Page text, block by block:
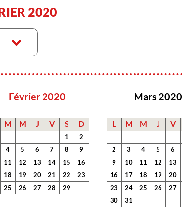
2020
Février 2020
M M J V S D
1
2
4 5 6 7 8
9
11 12 13 14 15
16
18 19 20 21 22
23
25 26 27 28 29
Mars 2020
L M M J V
2
3 4 5 6
9
10 11 12 13
16
17 18 19 20
23
24 25 26 27
30
31